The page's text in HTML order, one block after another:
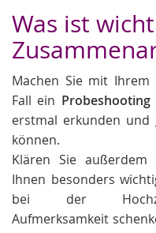
Was ist
Machen Sie mit Ihrem
Fall ein Probeshooting
erstmal erkunden und
können.
Klären Sie
Ihnen besonders
bei der
Aufmerksamkeit